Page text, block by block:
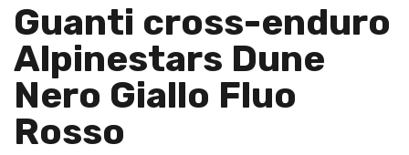
Guanti cross-enduro
Alpinestars Dune
Nero Giallo Fluo
Rosso